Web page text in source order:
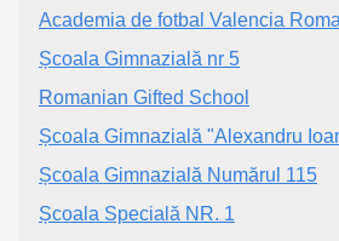
Academia de fotbal Valencia
Școala Gimnazială nr 5
Romanian Gifted School
Școala Gimnazială "Alexandru
Școala Gimnazială Numărul 115
Școala Specială NR. 1